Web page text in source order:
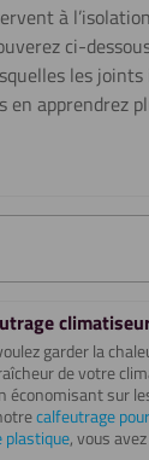
à
ci-
les
en apprendrez
garder la
de votre
économisant sur
calfeutrage
plastique, vous